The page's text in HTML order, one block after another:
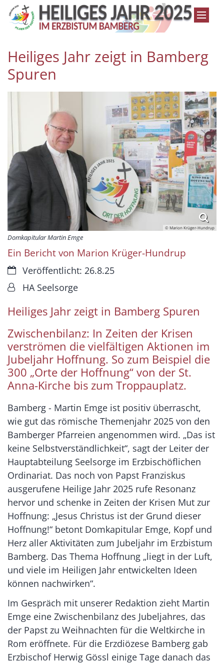
Zum Inhalt springen
Heiliges Jahr zeigt in Bamberg
Spuren
© Marion Krüger-Hundrup
Domkapitular Martin Emge
Ein Bericht von Marion Krüger-Hundrup
Datum:Veröffentlicht: 26.8.25
Von:HA Seelsorge
Heiliges Jahr zeigt in Bamberg Spuren
Zwischenbilanz: In Zeiten der Krisen
verströmen die vielfältigen Aktionen im
Jubeljahr Hoffnung. So zum Beispiel die
300 „Orte der Hoffnung“ von der St.
Anna-Kirche bis zum Troppauplatz.
Bamberg - Martin Emge ist positiv überrascht,
wie gut das römische Themenjahr 2025 von den
Bamberger Pfarreien angenommen wird. „Das ist
keine Selbstverständlichkeit“, sagt der Leiter der
Hauptabteilung Seelsorge im Erzbischöflichen
Ordinariat. Das noch von Papst Franziskus
ausgerufene Heilige Jahr 2025 rufe Resonanz
hervor und schenke in Zeiten der Krisen Mut zur
Hoffnung: „Jesus Christus ist der Grund dieser
Hoffnung!“ betont Domkapitular Emge, Kopf und
Herz aller Aktivitäten zum Jubeljahr im Erzbistum
Bamberg. Das Thema Hoffnung „liegt in der Luft,
und viele im Heiligen Jahr entwickelten Ideen
können nachwirken“.
Im Gespräch mit unserer Redaktion zieht Martin
Emge eine Zwischenbilanz des Jubeljahres, das
der Papst zu Weihnachten für die Weltkirche in
Rom eröffnete. Für die Erzdiözese Bamberg gab
Erzbischof Herwig Gössl einige Tage danach das